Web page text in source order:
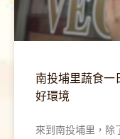
南投埔里蔬食一
好環境
來到南投埔里，除